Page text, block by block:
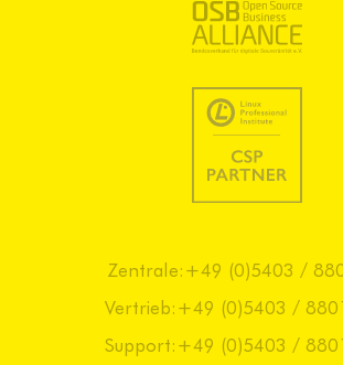
Zentrale:+49 (0)5403 /
Vertrieb:+49 (0)5403 /
Support:+49 (0)5403 /